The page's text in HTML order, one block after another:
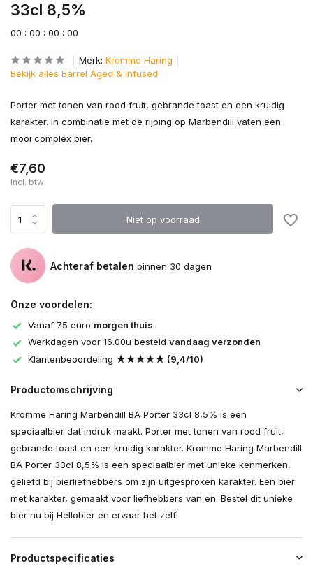
33cl 8,5%
00 : 00 : 00 : 00
Merk: Kromme Haring
Bekijk alles Barrel Aged & Infused
Porter met tonen van rood fruit, gebrande toast en een kruidig
karakter. In combinatie met de rijping op Marbendill vaten een
mooi complex bier.
€7,60
Incl. btw
Niet op voorraad
Achteraf betalen binnen 30 dagen
Onze voordelen:
Vanaf 75 euro morgen thuis
Werkdagen voor 16.00u besteld vandaag verzonden
Klantenbeoordeling ★★★★★ (9,4/10)
Productomschrijving
Kromme Haring Marbendill BA Porter 33cl 8,5% is een
speciaalbier dat indruk maakt. Porter met tonen van rood fruit,
gebrande toast en een kruidig karakter. Kromme Haring Marbendill
BA Porter 33cl 8,5% is een speciaalbier met unieke kenmerken,
geliefd bij bierliefhebbers om zijn uitgesproken karakter. Een bier
met karakter, gemaakt voor liefhebbers van en. Bestel dit unieke
bier nu bij Hellobier en ervaar het zelf!
Productspecificaties